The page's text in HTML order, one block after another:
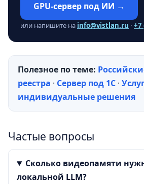
GPU-сервер под ИИ →
или напишите на info@vistlan.ru · +7
Полезное по теме:
реестра · Сервер под 1С ·
индивидуальные решения
Частые вопросы
Сколько видеопамяти
локальной LLM?